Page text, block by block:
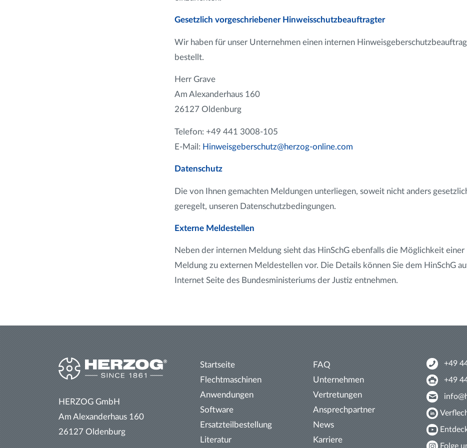
Gesetzlich vorgeschriebener Hinweisschutzbeauftragter
Wir haben für unser Unternehmen einen internen
bestellt.
Herr Grave
Am Alexanderhaus 160
26127 Oldenburg
Telefon: +49 441 3008-105
E-Mail: Hinweisgeberschutz@herzog-online.com
Datenschutz
Die von Ihnen gemachten Meldungen unterliegen, soweit nicht anders
geregelt, unseren Datenschutzbedingungen.
Externe Meldestellen
Neben der internen Meldung sieht das HinSchG ebenfalls die Möglichkeit einer
Meldung zu externen Meldestellen vor. Die Details können Sie dem HinSchG
Internet Seite des Bundesministeriums der Justiz entnehmen.
HERZOG GmbH
Am Alexanderhaus 160
26127 Oldenburg
Startseite
Flechtmaschinen
Anwendungen
Software
Ersatzteil­bestellung
Literatur
FAQ
Unternehmen
Vertretungen
Ansprechpartner
News
Karriere
+49
+49
Folge